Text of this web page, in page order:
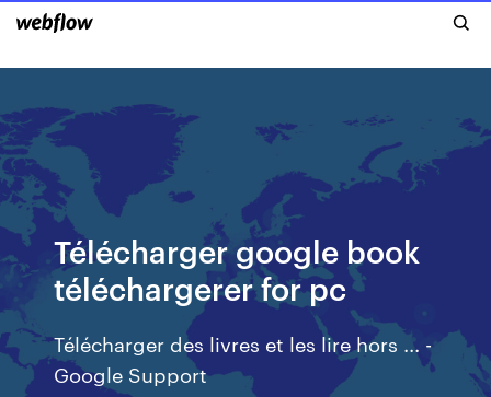
Télécharger google book
téléchargerer for pc
Télécharger des livres et les lire hors ... -
Google Support